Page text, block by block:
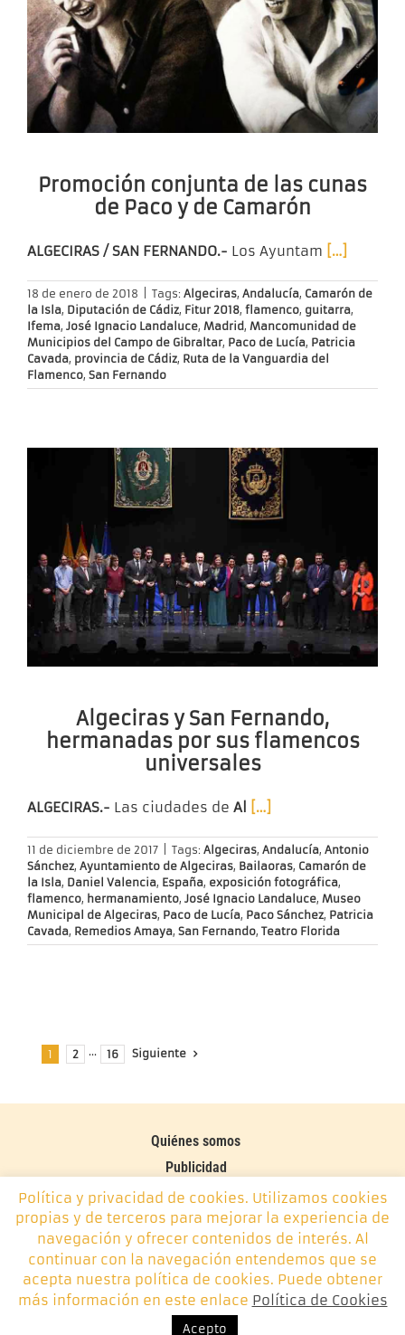
Promoción conjunta de las cunas
de Paco y de Camarón
ALGECIRAS / SAN FERNANDO.- Los Ayuntam […]
18 de enero de 2018 Tags: Algeciras, Andalucía, Camarón de
la Isla, Diputación de Cádiz, Fitur 2018, flamenco, guitarra,
Ifema, José Ignacio Landaluce, Madrid, Mancomunidad de
Municipios del Campo de Gibraltar, Paco de Lucía, Patricia
Cavada, provincia de Cádiz, Ruta de la Vanguardia del
Flamenco, San Fernando
Algeciras y San Fernando,
hermanadas por sus flamencos
universales
ALGECIRAS.- Las ciudades de Al […]
11 de diciembre de 2017 Tags: Algeciras, Andalucía, Antonio
Sánchez, Ayuntamiento de Algeciras, Bailaoras, Camarón de
la Isla, Daniel Valencia, España, exposición fotográfica,
flamenco, hermanamiento, José Ignacio Landaluce, Museo
Municipal de Algeciras, Paco de Lucía, Paco Sánchez, Patricia
Cavada, Remedios Amaya, San Fernando, Teatro Florida
1 2 ··· 16 Siguiente
Quiénes somos
Publicidad
Contacto
Política de cookies
Monplamar, desde 2014 -info@monplamar.com- +34 656
626 074
Política y privacidad de cookies. Utilizamos cookies
propias y de terceros para mejorar la experiencia de
navegación y ofrecer contenidos de interés. Al
continuar con la navegación entendemos que se
acepta nuestra política de cookies. Puede obtener
más información en este enlace Política de Cookies
Acepto